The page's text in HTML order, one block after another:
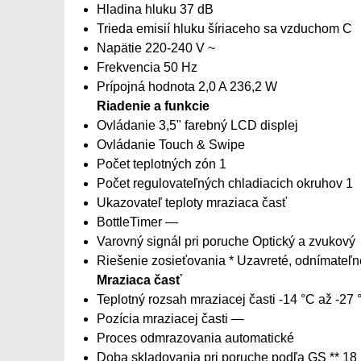
Hladina hluku 37 dB
Trieda emisií hluku šíriaceho sa vzduchom C
Napätie 220-240 V ~
Frekvencia 50 Hz
Prípojná hodnota 2,0 A 236,2 W
Riadenie a funkcie
Ovládanie 3,5" farebný LCD displej
Ovládanie Touch & Swipe
Počet teplotných zón 1
Počet regulovateľných chladiacich okruhov 1
Ukazovateľ teploty mraziaca časť
BottleTimer —
Varovný signál pri poruche Optický a zvukový
Riešenie zosieťovania * Uzavreté,
Mraziaca časť
Teplotný rozsah mraziacej časti -14 °C až -27
Pozícia mraziacej časti —
Proces odmrazovania automatické
Doba skladovania pri poruche podľa GS ** 18